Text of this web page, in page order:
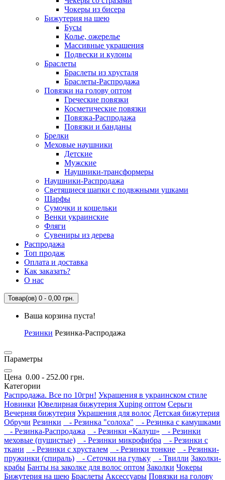
Чокеры из бисера
Бижутерия на шею
Бусы
Колье, ожерелье
Массивные украшения
Подвески и кулоны
Браслеты
Браслеты из хрусталя
Браслеты-Распродажа
Повязки на голову оптом
Греческие повязки
Косметические повязки
Повязка-Распродажа
Повязки и банданы
Брелки
Меховые наушники
Детские
Мужские
Наушники-трансформеры
Наушники-Распродажа
Светящиеся шапки с подвжными ушками
Шарфы
Сумочки и кошельки
Венки украинские
Фляги
Сувениры из дерева
Распродажа
Топ продаж
Оплата и доставка
Как заказать?
О нас
Товар(ов) 0 - 0,00 грн.
Ваша корзина пуста!
Резинки Резинка-Распродажа
Параметры
Цена 0.00 - 252.00 грн.
Категории
Распродажа. Все по 10грн! Украшения в украинском стиле
Новинки Ювелирная бижутерия Xuping оптом Серьги
Вечерняя бижутерия Украшения для волос Детская бижутерия
Обручи Резинки - Резинка "солоха"
- Резинка с камушками
- Резинка-Распродажа
- Резинки «Калуш»
- Резинки
меховые (пушистые)
- Резинки микрофибра
- Резинки с
ткани
- Резинки с хрусталем - Резинки тонкие
- Резинки-
пружинки (спираль)
- Сеточки на гульку - Твилли Заколки-
крабы Банты на заколке для волос оптом Заколки Чокеры
Бижутерия на шею Браслеты Аксессуары Повязки на голову